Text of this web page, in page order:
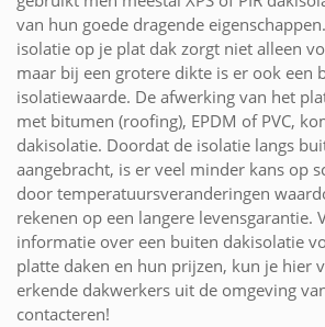
van hun goede dragende
isolatie op je plat dak zorgt niet alleen
maar bij een grotere dikte is er ook een
isolatiewaarde. De afwerking van het
met bitumen (roofing), EPDM of PVC,
dakisolatie. Doordat de isolatie langs
aangebracht, is er veel minder kans op
door temperatuursveranderingen
rekenen op een langere levensgarantie.
informatie over een buiten dakisolatie
platte daken en hun prijzen, kun je hier
erkende dakwerkers uit de omgeving
contacteren!